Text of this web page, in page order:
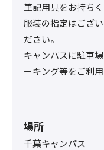
筆記用具をお持ち
服装の指定はござ
ださい。
キャンパスに駐車
ーキング等をご利用
場所
千葉キャンパス